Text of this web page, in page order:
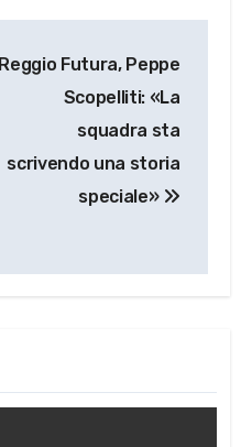
Reggio Futura, Peppe
Scopelliti: «La
squadra sta
scrivendo una storia
speciale»